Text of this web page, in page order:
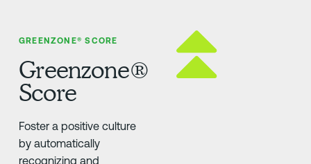
GREENZONE® SCORE
Greenzone®
Score
Foster a positive culture
by automatically
recognizing and